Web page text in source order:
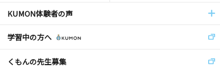
KUMON体験者の声
学習中の方へ
くもんの先生募集